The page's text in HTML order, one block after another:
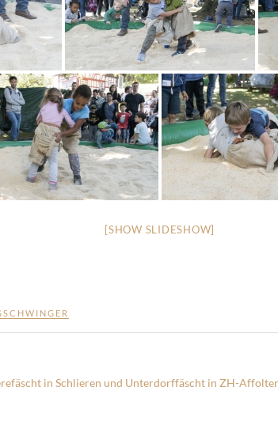
[SHOW SLIDESHOW]
in Schlieren und Unterdorffäscht in ZH-